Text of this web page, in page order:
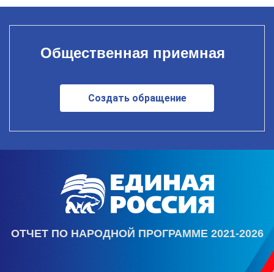
Общественная приемная
Создать обращение
ОТЧЕТ ПО НАРОДНОЙ ПРОГРАММЕ 2021-2026